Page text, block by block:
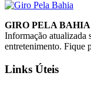
GIRO PELA BAHIA
Informação atualizada
entretenimento. Fique
Links Úteis